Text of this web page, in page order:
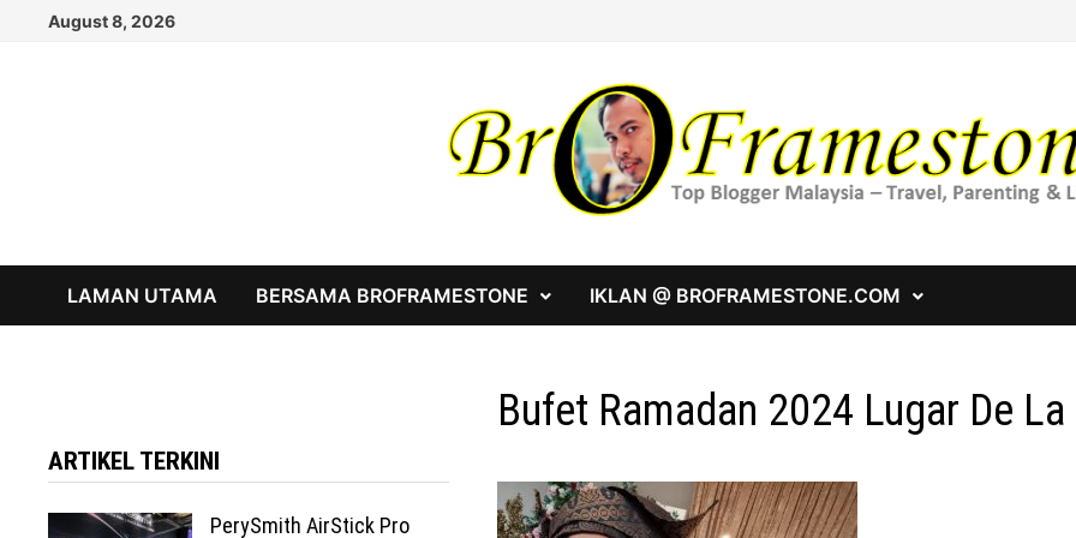
August 8, 2026
LAMAN UTAMA BERSAMA BROFRAMESTONE IKLAN @ BROFRAMESTONE.COM
Bufet Ramadan 2024 Lugar De
ARTIKEL TERKINI
PerySmith AirStick Pro